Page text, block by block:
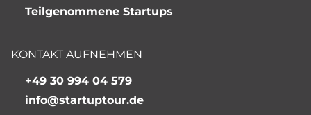
Teilgenommene Startups
KONTAKT AUFNEHMEN
+49 30 994 04 579
info@startuptour.de